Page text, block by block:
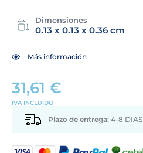
Dimensiones
0.13 x 0.13 x 0.36 cm
Más información
31,61 €
IVA INCLUIDO
Plazo de entrega: 4-8 DIAS